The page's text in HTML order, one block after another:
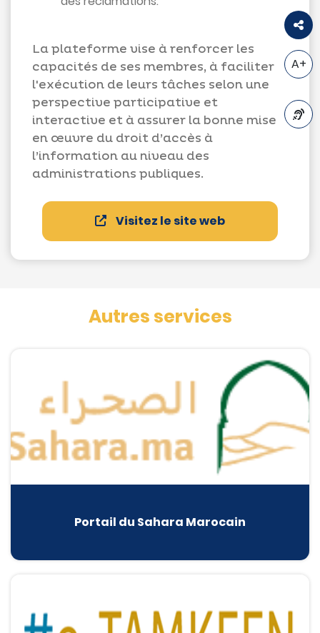
La plateforme vise à renforcer les
capacités de ses membres, à faciliter
l'exécution de leurs tâches selon une
perspective participative et
interactive et à assurer la bonne mise
en œuvre du droit d’accès à
l’information au niveau des
administrations publiques.
Visitez le site web
A+
Autres services
Portail du Sahara Marocain